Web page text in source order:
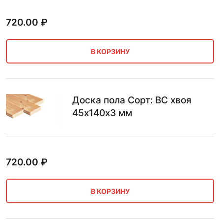
720.00 ₽
В КОРЗИНУ
Доска пола Сорт: BC хвоя
45х140х3 мм
720.00 ₽
В КОРЗИНУ